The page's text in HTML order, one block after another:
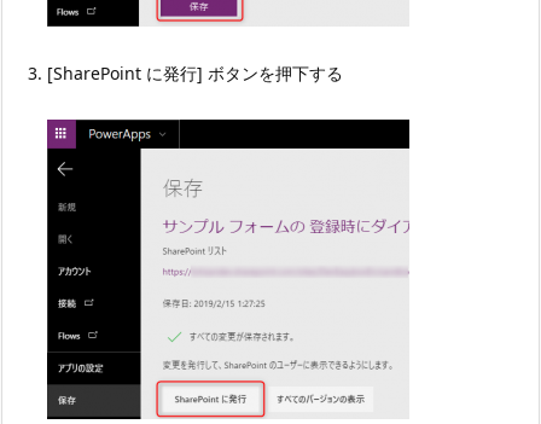
[SharePoint に発行] ボタンを押下する